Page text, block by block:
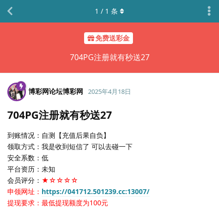
免费送彩金
704PG注册就有秒送27
1 / 1 条
博彩网论坛博彩网 2025年4月18日
704PG注册就有秒送27
到账情况：自测【充值后果自负】
领取方式：我是收到短信了 可以去碰一下
安全系数：低
平台资历：未知
会员评分： ★☆☆☆☆
申领网址： https://041712.501239.cc:13007/
提现要求：最低提现额度为100元